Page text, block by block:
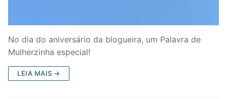
No dia do aniversário da blogueira, um Palavra de
Mulherzinha especial!
LEIA MAIS →